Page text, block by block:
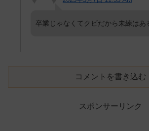
卒業じゃなくてクビだから未練はあ
コメントを書き込む
スポンサーリンク